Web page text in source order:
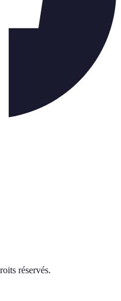
réservés.